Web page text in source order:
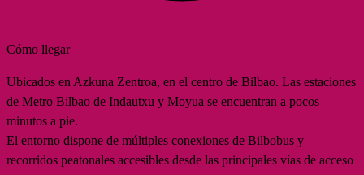
Cómo llegar
Ubicados en Azkuna Zentroa, en el centro de Bilbao. Las estaciones
de Metro Bilbao de Indautxu y Moyua se encuentran a pocos
minutos a pie.
El entorno dispone de múltiples conexiones de Bilbobus y
recorridos peatonales accesibles desde las principales vías de acceso